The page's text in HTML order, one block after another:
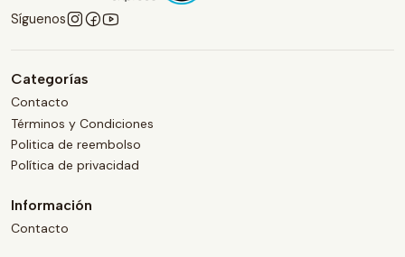
Síguenos
Categorías
Contacto
Términos y Condiciones
Politica de reembolso
Política de privacidad
Información
Contacto